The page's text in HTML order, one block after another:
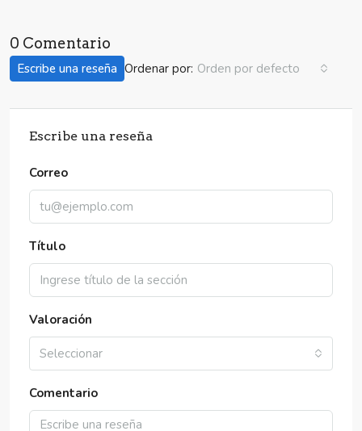
0 Comentario
Ordenar por: Orden por defecto
Escribe una reseña
Escribe una reseña
Correo
Título
Valoración
Seleccionar
Comentario